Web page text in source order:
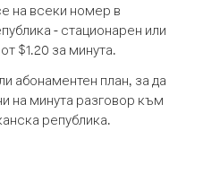
на всеки номер в
- стационарен или
$1.20 за минута.
абонаментен план, за да
на минута разговор към
република.